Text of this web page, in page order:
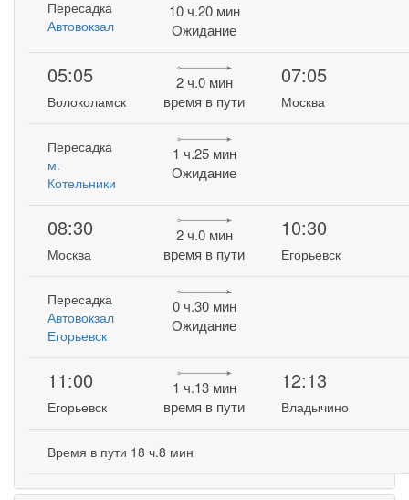
Пересадка
Автовокзал
10 ч.20 мин
Ожидание
05:05
Волоколамск
2 ч.0 мин
время в пути
07:05
Москва
Пересадка
м.
Котельники
1 ч.25 мин
Ожидание
08:30
Москва
2 ч.0 мин
время в пути
10:30
Егорьевск
Пересадка
Автовокзал
Егорьевск
0 ч.30 мин
Ожидание
11:00
Егорьевск
1 ч.13 мин
время в пути
12:13
Владычино
Время в пути 18 ч.8 мин